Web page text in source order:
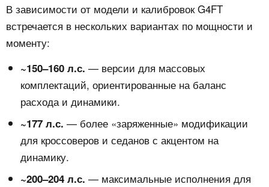
В зависимости от модели и калибровок G4FT
встречается в нескольких вариантах по мощности и
моменту:
~150–160 л.с. — версии для массовых
комплектаций, ориентированные на баланс
расхода и динамики.
~177 л.с. — более «заряженные» модификации
для кроссоверов и седанов с акцентом на
динамику.
~200–204 л.с. — максимальные исполнения для